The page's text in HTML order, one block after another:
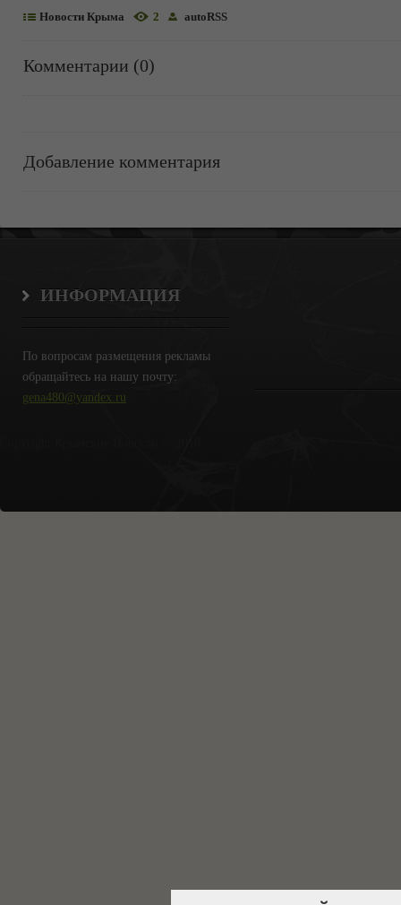
Новости Крыма 2 autoRSS
Комментарии (0)
Добавление комментария
ИНФОРМАЦИЯ
По вопросам размещения рекламы
обращайтесь на нашу почту:
gena480@yandex.ru